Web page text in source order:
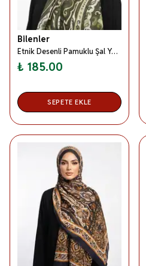
Bilenler
Etnik Desenli Pamuklu Şal Yeşil
₺ 185.00
SEPETE EKLE